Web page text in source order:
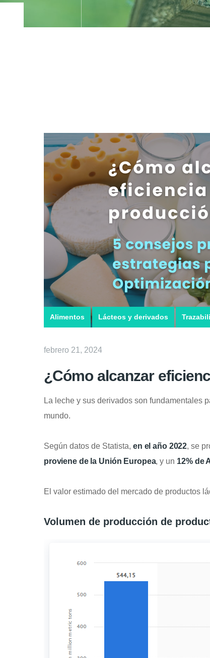
Alimentos Lácteos y derivados
febrero 21, 2024
¿Cómo alcanzar
La leche y sus derivados son fundamentales
mundo.
Según datos de Statista, en el año 2022, se
proviene de la Unión Europea, y un 12% de
El valor estimado del mercado de productos
Volumen de producción de